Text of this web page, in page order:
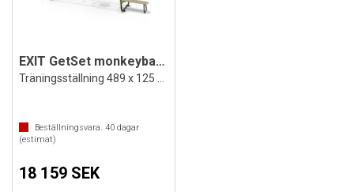
EXIT GetSet monkeybar MB330
Beställningsvara. 40 dagar
(estimat)
18 159 SEK